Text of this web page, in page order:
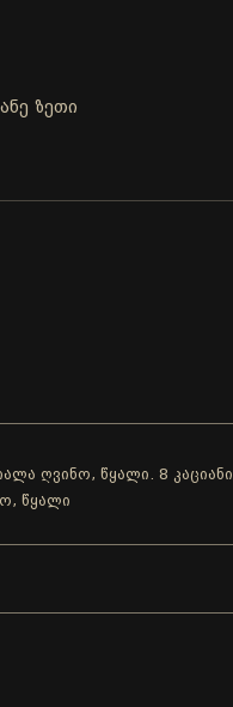
ზეთი
ღვინო, წყალი. 8 კაციანი
წყალი